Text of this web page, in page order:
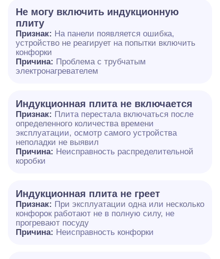
Не могу включить индукционную
плиту
Признак: На панели появляется ошибка,
устройство не реагирует на попытки включить
конфорки
Причина: Проблема с трубчатым
электронагревателем
Индукционная плита не включается
Признак: Плита перестала включаться после
определенного количества времени
эксплуатации, осмотр самого устройства
неполадки не выявил
Причина: Неисправность распределительной
коробки
Индукционная плита не греет
Признак: При эксплуатации одна или несколько
конфорок работают не в полную силу, не
прогревают посуду
Причина: Неисправность конфорки